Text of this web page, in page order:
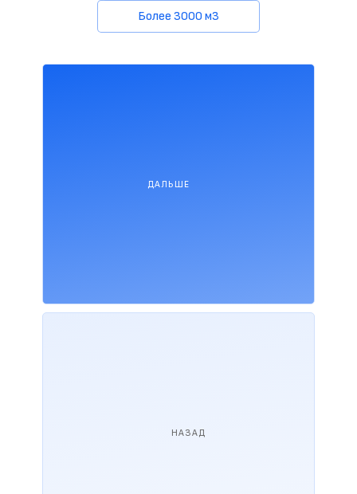
Более 3000 м3
ДАЛЬШЕ
НАЗАД